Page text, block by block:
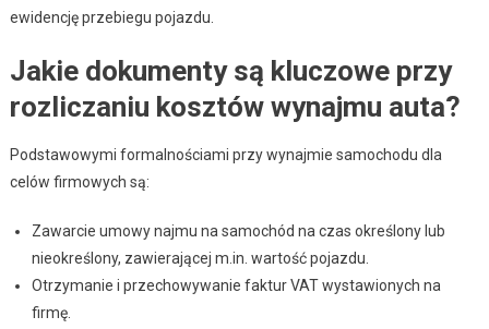
ewidencję przebiegu pojazdu.
Jakie dokumenty są kluczowe przy
rozliczaniu kosztów wynajmu auta?
Podstawowymi formalnościami przy wynajmie samochodu dla
celów firmowych są:
Zawarcie umowy najmu na samochód na czas określony lub
nieokreślony, zawierającej m.in. wartość pojazdu.
Otrzymanie i przechowywanie faktur VAT wystawionych na
firmę.